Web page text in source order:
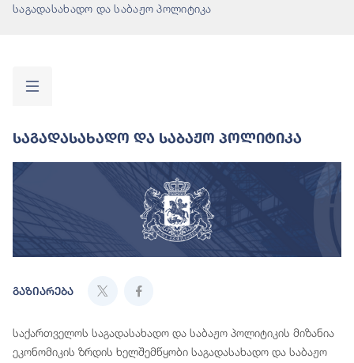
საგადასახადო და საბაჟო პოლიტიკა
Საგადასახადო Და Საბაჟო Პოლიტიკა
გაზიარება
საქართველოს საგადასახადო და საბაჟო პოლიტიკის მიზანია
ეკონომიკის ზრდის ხელშემწყობი საგადასახადო და საბაჟო